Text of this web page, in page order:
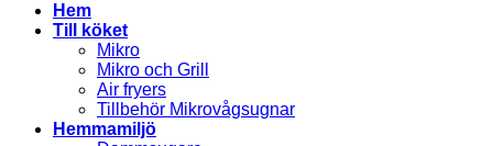
Hem
Till köket
Mikro
Mikro och Grill
Air fryers
Tillbehör Mikrovågsugnar
Hemmamiljö